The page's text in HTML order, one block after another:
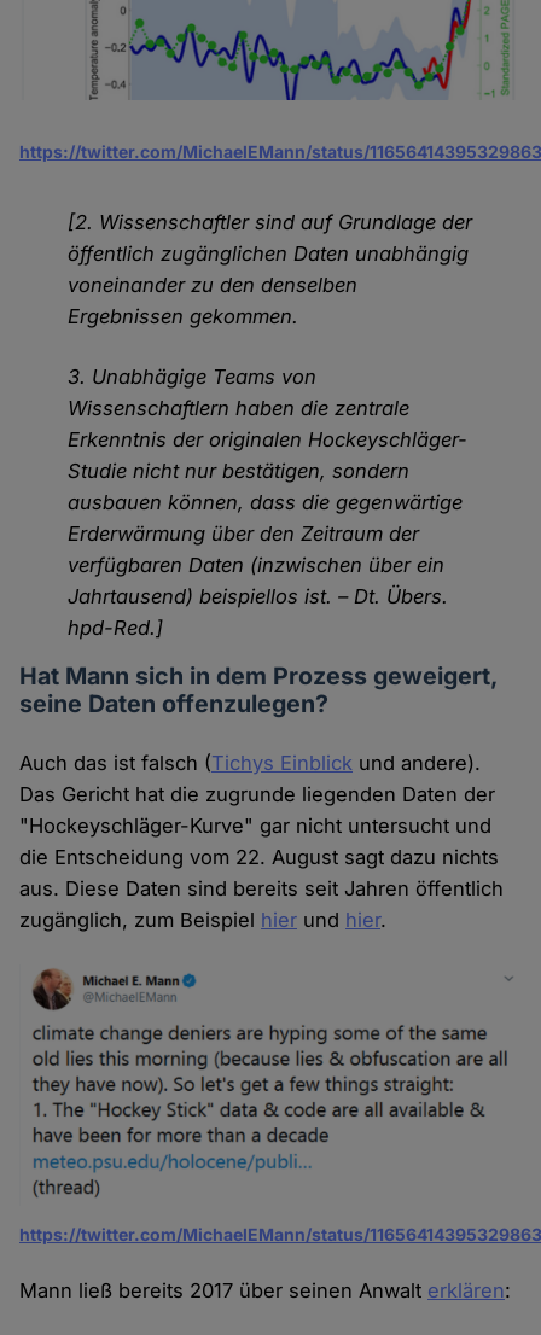
https://twitter.com/MichaelEMann/status/
[2. Wissenschaftler sind auf Grundlage der
öffentlich zugänglichen Daten unabhängig
voneinander zu den denselben
Ergebnissen gekommen.
3. Unabhägige Teams von
Wissenschaftlern haben die zentrale
Erkenntnis der originalen Hockeyschläger-
Studie nicht nur bestätigen, sondern
ausbauen können, dass die gegenwärtige
Erderwärmung über den Zeitraum der
verfügbaren Daten (inzwischen über ein
Jahrtausend) beispiellos ist. – Dt. Übers.
hpd-Red.]
Hat Mann sich in dem Prozess geweigert,
seine Daten offenzulegen?
Auch das ist falsch (Tichys Einblick und andere).
Das Gericht hat die zugrunde liegenden Daten der
"Hockeyschläger-Kurve" gar nicht untersucht und
die Entscheidung vom 22. August sagt dazu nichts
aus. Diese Daten sind bereits seit Jahren öffentlich
zugänglich, zum Beispiel hier und hier.
https://twitter.com/MichaelEMann/status/
Mann ließ bereits 2017 über seinen Anwalt erklären: